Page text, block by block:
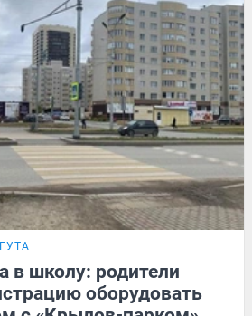
в школу: родители
оборудовать